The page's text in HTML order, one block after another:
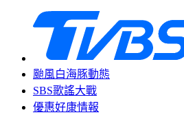
颱風白海豚動態
SBS歌謠大戰
優惠好康情報